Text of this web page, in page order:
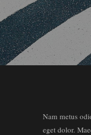
Nam metus
eget dolor.